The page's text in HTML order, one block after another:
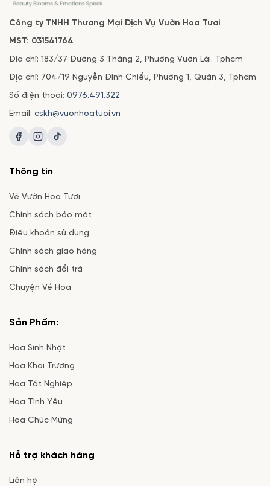
Công ty TNHH Thương Mại Dịch Vụ Vườn Hoa Tươi
MST: 031541764
Địa chỉ: 183/37 Đường 3 Tháng 2, Phường Vườn Lài. Tphcm
Địa chỉ: 704/19 Nguyễn Đình Chiểu, Phường 1, Quận 3, Tphcm
Số điện thoại: 0976.491.322
Email: cskh@vuonhoatuoi.vn
Thông tin
Về Vườn Hoa Tươi
Chính sách bảo mật
Điều khoản sử dụng
Chính sách giao hàng
Chính sách đổi trả
Chuyện Về Hoa
Sản Phẩm:
Hoa Sinh Nhật
Hoa Khai Trương
Hoa Tốt Nghiệp
Hoa Tình Yêu
Hoa Chúc Mừng
Hỗ trợ khách hàng
Liên hệ